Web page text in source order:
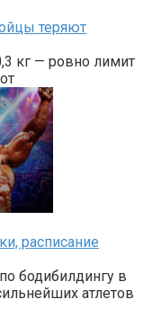
теряют
кг — ровно лимит
расписание
бодибилдингу в
атлетов